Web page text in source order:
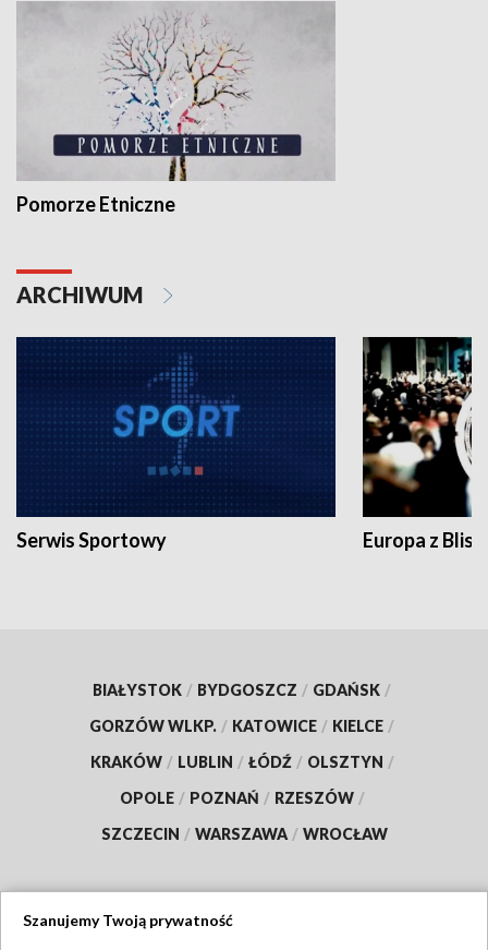
Pomorze Etniczne
ARCHIWUM
Serwis Sportowy Europa z
BIAŁYSTOK / BYDGOSZCZ / GDAŃSK /
GORZÓW WLKP. / KATOWICE / KIELCE /
KRAKÓW / LUBLIN / ŁÓDŹ / OLSZTYN /
OPOLE / POZNAŃ / RZESZÓW /
SZCZECIN / WARSZAWA / WROCŁAW
Szanujemy Twoją prywatność